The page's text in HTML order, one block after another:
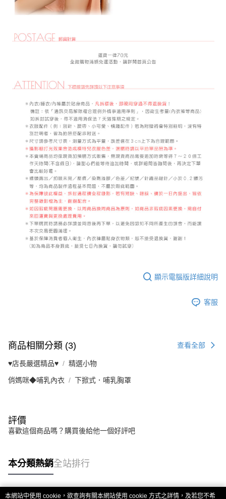
顯示電腦版詳細說明
客服
商品相關分類 (3) 查看全部
♥️店長嚴選精品♥️ 精選小物
俏媽咪◆哺乳內衣 下掀式．哺乳胸罩
評價
喜歡這個商品嗎？購買後給他一個好評吧
本分類熱銷全站排行
本網站中使用 cookie，欲查詢有關本網站使用 cookie 方式之詳情，及若您不希